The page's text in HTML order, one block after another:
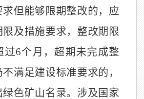
求但能够限期整改的，应
限及措施要求，整改期限
过6个月，超期未完成整
满足建设标准要求的，
色矿山名录。涉及国家